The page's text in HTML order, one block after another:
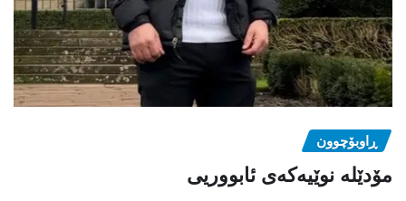
ڕاوبۆچوون
مۆدێلە نوێیەکەى ئابووریی